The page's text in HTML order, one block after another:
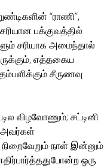
“ராணி”,
பக்குவத்தில்
சரியாக அமைந்தால்
எத்தகைய
சீருணவு
விழவோணும்; சட்டினி
அவர்கள்
நாள் இன்னும்
ஒரு